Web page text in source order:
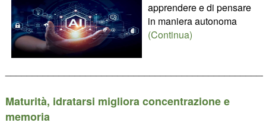
apprendere e di pensare
in maniera autonoma
(Continua)
Maturità, idratarsi migliora concentrazione e
memoria